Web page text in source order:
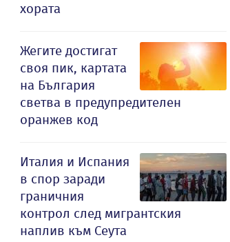
хората
Жегите достигат
своя пик, картата
на България
светва в предупредителен
оранжев код
Италия и Испания
в спор заради
граничния
контрол след мигрантския
наплив към Сеута